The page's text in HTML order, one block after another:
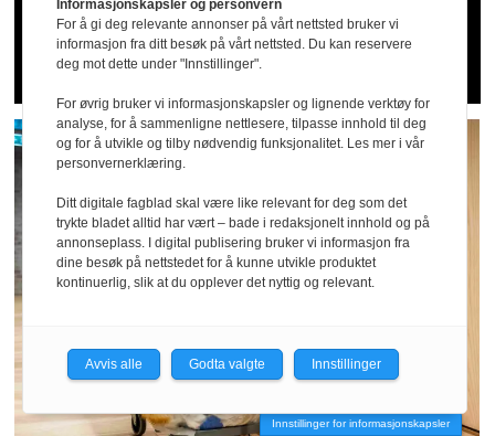
Les kronikken tilHANS-PETTER
NYGÅRD-HANSEN
Innstillinger for informasjonskapsler
Informasjonskapsler og personvern
For å gi deg relevante annonser på vårt nettsted bruker vi
informasjon fra ditt besøk på vårt nettsted. Du kan reservere
deg mot dette under "Innstillinger".
For øvrig bruker vi informasjonskapsler og lignende verktøy for
analyse, for å sammenligne nettlesere, tilpasse innhold til deg
og for å utvikle og tilby nødvendig funksjonalitet. Les mer i vår
personvernerklæring.
Ditt digitale fagblad skal være like relevant for deg som det
trykte bladet alltid har vært – bade i redaksjonelt innhold og på
annonseplass. I digital publisering bruker vi informasjon fra
dine besøk på nettstedet for å kunne utvikle produktet
kontinuerlig, slik at du opplever det nyttig og relevant.
Avvis alle Godta valgte Innstillinger